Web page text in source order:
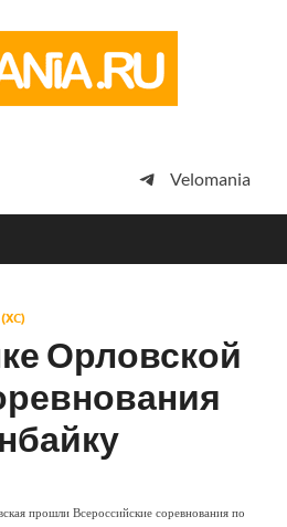
просто
Velomania
Орловской
прошли Всероссийские соревнования по